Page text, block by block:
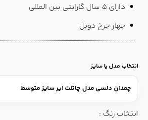
دارای ۵ سال گارانتی بین المللی
چهار چرخ دوبل
انتخاب مدل یا سایز
انتخاب رنگ :